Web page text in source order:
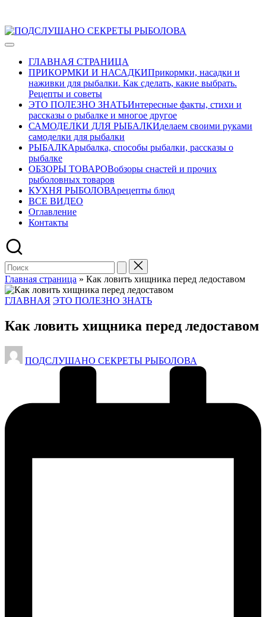
Перейти
к
Развлекательно-
авторский
журнал
рыбалке
ГЛАВНАЯ СТРАНИЦА
ПРИКОРМКИ И НАСАДКИПрикормки, насадки и
наживки для рыбалки. Как сделать, какие выбрать.
Рецепты и советы
ЭТО ПОЛЕЗНО ЗНАТЬИнтересные факты, стихи и
рассказы о рыбалке и многое другое
САМОДЕЛКИ ДЛЯ РЫБАЛКИделаем своими руками
самоделки для рыбалки
РЫБАЛКАрыбалка, способы рыбалки, рассказы о
рыбалке
ОБЗОРЫ ТОВАРОВобзоры снастей и прочих
рыболовных товаров
КУХНЯ РЫБОЛОВАрецепты блюд
ВСЕ ВИДЕО
Оглавление
Контакты
Главная страница » Как ловить хищника перед ледоставом
Опубликовано
ГЛАВНАЯ ЭТО ПОЛЕЗНО ЗНАТЬ
Как ловить хищника перед ледоставом
Запись
от
ПОДСЛУШАНО СЕКРЕТЫ РЫБОЛОВА